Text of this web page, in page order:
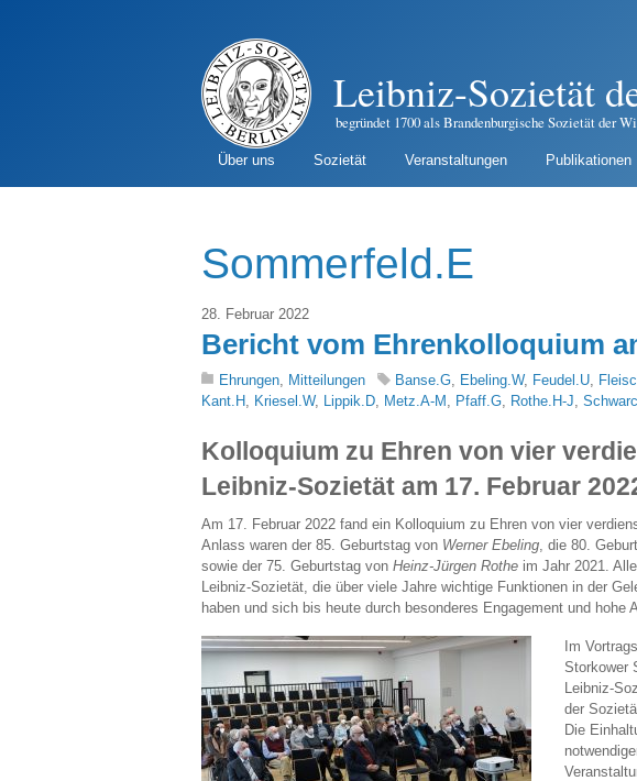
Leibniz-Sozietät
begründet 1700 als Brandenburgische Sozietät der
Über uns Sozietät Veranstaltungen Publikationen
Sommerfeld.E
28. Februar 2022
Bericht vom Ehrenkolloquium
Ehrungen Mitteilungen Banse.G Ebeling.W, Feudel.U
Kant.H
Kriesel.W, Lippik.D Metz.A-M Pfaff.G Rothe.H-J
Kolloquium zu Ehren von vier
Leibniz-Sozietät am 17. Februar
Am 17. Februar 2022 fand ein Kolloquium zu Ehren von vier
Anlass waren der 85. Geburtstag von Werner Ebeling, die 80.
sowie der 75. Geburtstag von Heinz-Jürgen Rothe im Jahr 2021.
Leibniz-Sozietät, die über viele Jahre wichtige Funktionen in der
haben und sich bis heute durch besonderes Engagement und hohe
Im
Storkower
Leibniz-
der
Die